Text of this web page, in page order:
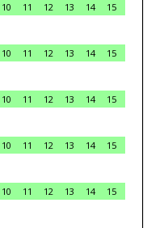
10 11 12 13 14
15
10 11 12 13 14
15
10 11 12 13 14
15
10 11 12 13 14
15
10 11 12 13 14
15